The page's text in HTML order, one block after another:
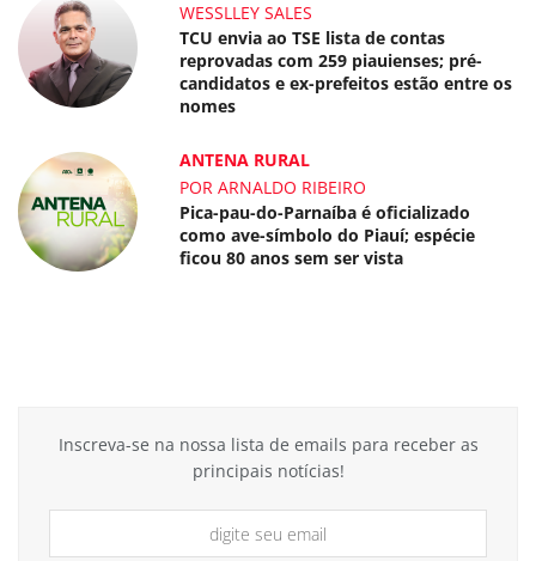
WESSLLEY SALES
TCU envia ao TSE lista de contas
reprovadas com 259 piauienses; pré-
candidatos e ex-prefeitos estão entre os
nomes
ANTENA RURAL
POR ARNALDO RIBEIRO
Pica-pau-do-Parnaíba é oficializado
como ave-símbolo do Piauí; espécie
ficou 80 anos sem ser vista
Inscreva-se na nossa lista de emails para receber as
principais notícias!